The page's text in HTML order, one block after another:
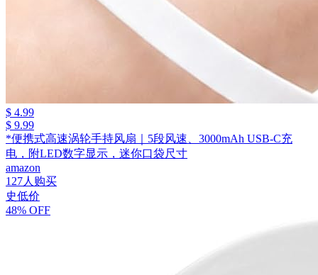
$ 4.99
$ 9.99
*便携式高速涡轮手持风扇｜5段风速、3000mAh USB-C充
电，附LED数字显示，迷你口袋尺寸
amazon
127人购买
史低价
48% OFF